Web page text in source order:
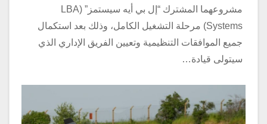
مشروعهما المشترك “إل بي أيه سيستمز” (LBA
Systems) مرحلة التشغيل الكامل، وذلك بعد استكمال
جميع الموافقات التنظيمية وتعيين الفريق الإداري الذي
سيتولى قيادة…